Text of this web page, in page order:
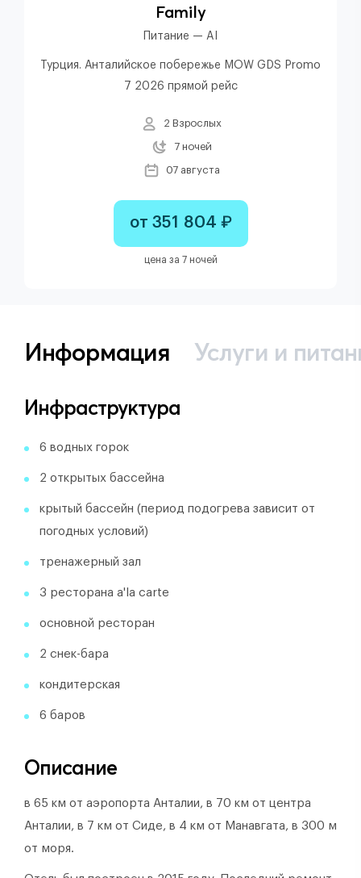
Family
Питание — AI
Турция. Анталийское побережье MOW GDS Promo
7 2026 прямой рейс
2 Взрослых
7 ночей
07 августа
от 351 804 ₽
цена за 7 ночей
Информация Услуги и
Инфраструктура
​6 водных горок
2 открытых бассейна
крытый бассейн (период подогрева зависит от
погодных условий)
тренажерный зал
3 ресторана a'la carte
основной ресторан
2 снек-бара
кондитерская
6 баров
Описание
в 65 км от аэропорта Анталии, в 70 км от центра
Анталии, в 7 км от Сиде, в 4 км от Манавгата, в 300 м
от моря.